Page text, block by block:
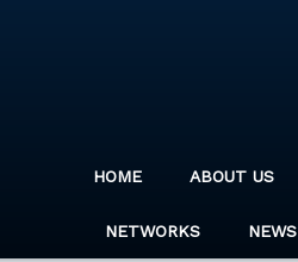
HOME ABOUT US
NETWORKS NEWS